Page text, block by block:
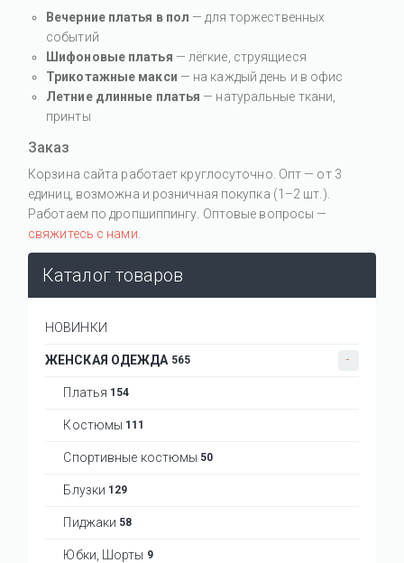
Вечерние платья в пол — для торжественных
событий
Шифоновые платья — лёгкие, струящиеся
Трикотажные макси — на каждый день и в офис
Летние длинные платья — натуральные ткани,
принты
Заказ
Корзина сайта работает круглосуточно. Опт — от 3
единиц, возможна и розничная покупка (1–2 шт.).
Работаем по дропшиппингу. Оптовые вопросы —
свяжитесь с нами
Каталог товаров
НОВИНКИ
ЖЕНСКАЯ ОДЕЖДА 565
Платья 154
Костюмы 111
Спортивные костюмы 50
Блузки 129
Пиджаки 58
Юбки, Шорты 9